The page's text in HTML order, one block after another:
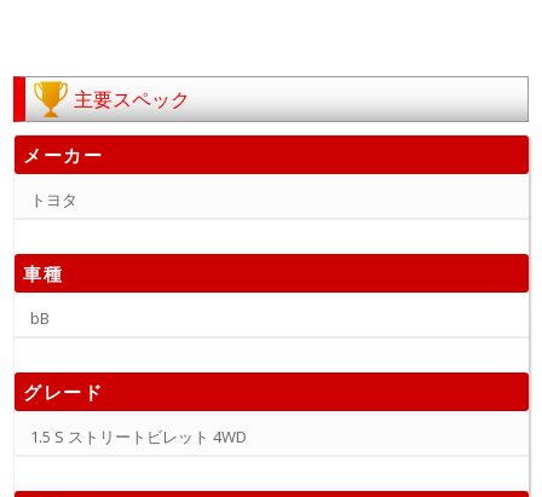
主要スペック
メーカー
トヨタ
車種
bB
グレード
1.5 S ストリートビレット 4WD